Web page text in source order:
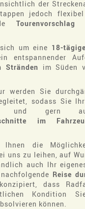
der
jedoch
Tourenvorschlag
um eine 18-
entspannender
Stränden im Süden
werden Sie
sodass Sie
und gern
im
die
uns zu leihen, auf
auch Ihr
Reise
dass
Kondition
können.